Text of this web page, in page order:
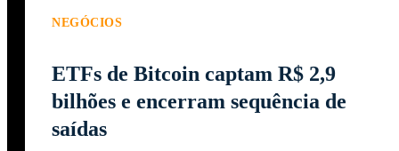
NEGÓCIOS
ETFs de Bitcoin captam R$ 2,9
bilhões e encerram sequência de
saídas